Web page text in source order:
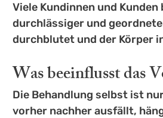
Viele Kundinnen und
durchlässiger und
durchblutet und der Körper
Was beeinflusst das
Die Behandlung selbst ist
vorher nachher ausfällt,